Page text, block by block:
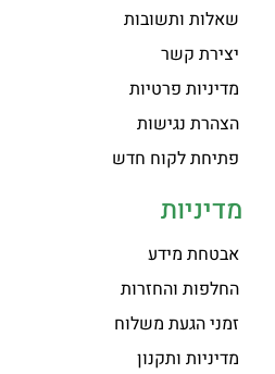
שאלות ותשובות
יצירת קשר
מדיניות פרטיות
הצהרת נגישות
פתיחת לקוח חדש
מדיניות
אבטחת מידע
החלפות והחזרות
זמני הגעת משלוח
מדיניות ותקנון